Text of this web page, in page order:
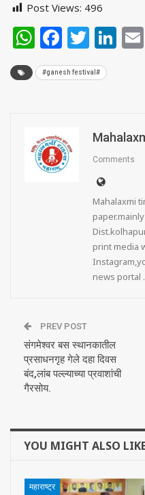
Post Views: 496
WhatsApp
#ganesh festival#
Comments
Mahalaxmi
print media
news portal
PREV POST
संगमेश्वर बस स्थानकातील
प्रसाधनगृह गेले दहा दिवस
बंद,लांब पल्ल्याच्या प्रवाशांची
गैरसोय.
YOU MIGHT ALSO
महाराष्ट्र